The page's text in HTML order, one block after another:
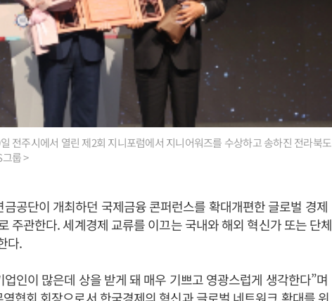
전주시에서 열린 제2회 지니포럼에서 지니어워즈를 수상하고 송하진 전라북도
룹 >
공단이 개최하던 국제금융 콘퍼런스를 확대개편한 글로벌 경제
주관한다. 세계경제 교류를 이끄는 국내와 해외 혁신가 또는 단체
다.
인이 많은데 상을 받게 돼 매우 기쁘고 영광스럽게 생각한다”며
협회 회장으로서 한국경제의 혁신과 글로벌 네트워크 확대를 위